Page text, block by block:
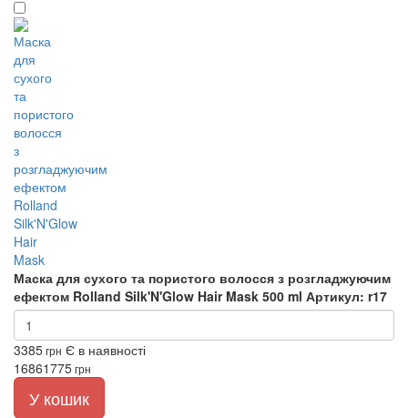
Маска для сухого та пористого волосся з розгладжуючим
ефектом Rolland Silk'N'Glow Hair Mask 500 ml Артикул: r17
3385грн Є в наявності
16861775грн
У кошик